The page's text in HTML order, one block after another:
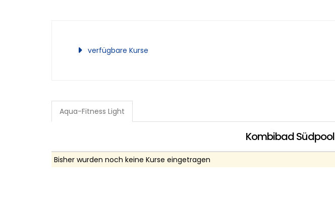
verfügbare Kurse
Aqua-Fitness Light
Kombibad Südpool
Bisher wurden noch keine Kurse eingetragen